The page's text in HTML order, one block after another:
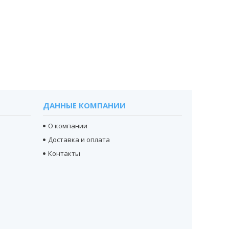
ДАННЫЕ КОМПАНИИ
О компании
Доставка и оплата
Контакты